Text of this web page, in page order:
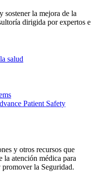
sostener la mejora de la
dirigida por expertos e
salud
Patient Safety
y otros recursos que
la atención médica para
la Seguridad.